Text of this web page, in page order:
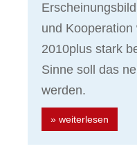
und
2010plus stark
Sinne soll das
werden.
» weiterlesen